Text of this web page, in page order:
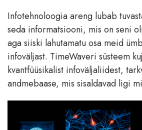
Infotehnoloogia areng lubab
seda informatsiooni, mis on seni
aga siiski lahutamatu osa meid
infoväljast. TimeWaveri süsteem
kvantfüüsikalist infoväljaliidest,
andmebaase, mis sisaldavad ligi